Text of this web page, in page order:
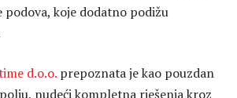
podova, koje dodatno podižu
d.o.o. prepoznata je kao pouzdan
nudeći kompletna rješenja kroz